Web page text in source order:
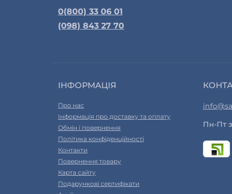
0(800) 33 06 01
(098) 843 27 70
ІНФОРМАЦІЯ
Про нас
Інформація про доставку та оплату
Обмін і повернення
Політика конфіденційності
Контакти
Повернення товару
Карта сайту
Подарункові сертифікати
Пн-Пт